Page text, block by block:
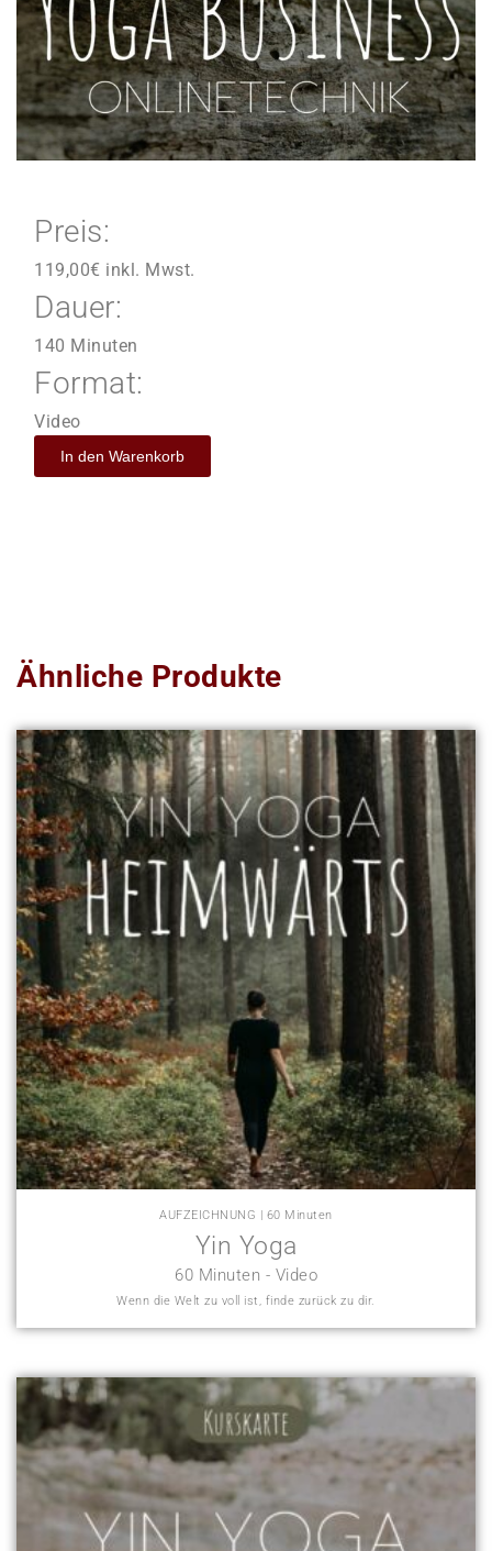
Preis:
119,00€ inkl. Mwst.
Dauer:
140 Minuten
Format:
Video
In den Warenkorb
Ähnliche Produkte
AUFZEICHNUNG | 60 Minuten
Yin Yoga
60 Minuten - Video
Wenn die Welt zu voll ist, finde zurück zu dir.